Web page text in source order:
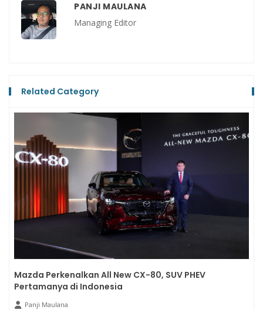
PANJI MAULANA
Managing Editor
Related Category
Mazda Perkenalkan All New CX-80, SUV PHEV
Pertamanya di Indonesia
Panji Maulana